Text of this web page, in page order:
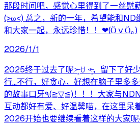
那段时间吧，感觉心里得到了一丝慰
(>ω<) 总之，新的一年，希望能和ND
和大家一起，永远珍惜！！❤(ӦｖӦ｡)
2026/1/1
2025终于过去了呢˃̶͈ ꇴ ˂̶͈，留下了好
行...不行，好贪心，好想在脑子里多
的故事口牙٩(≧▽≦)！！！大家与NDND的每一句话语每一次
互动都好有爱、好温馨喵，在这里呆
2026开始也要继续看着这样的大家